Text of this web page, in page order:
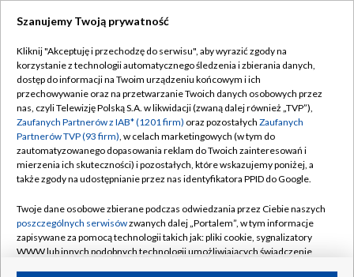
TVP
Abonament TVP
Emisja w TVP
Centrum informacji TVP
Naziemna Telewizja Cyfrowa
Rada Programowa
System NOS
Informacje o nadawcy
Regulamin TVP
Polityka prywatności
Moje zgody
Pomoc
Kontakt
Szanujemy Twoją prywatność
Kliknij "Akceptuję i przechodzę do serwisu", aby wyrazić zgody na
korzystanie z technologii automatycznego śledzenia i zbierania danych,
dostęp do informacji na Twoim urządzeniu końcowym i ich
przechowywanie oraz na przetwarzanie Twoich danych osobowych przez
nas, czyli Telewizję Polską S.A. w likwidacji (zwaną dalej również „TVP”),
Zaufanych Partnerów z IAB* (1201 firm) oraz pozostałych Zaufanych
Partnerów TVP (93 firm), w celach marketingowych (w tym do
zautomatyzowanego dopasowania reklam do Twoich zainteresowań i
mierzenia ich skuteczności) i pozostałych, które wskazujemy poniżej, a
także zgody na udostępnianie przez nas identyfikatora PPID do Google.
Twoje dane osobowe zbierane podczas odwiedzania przez Ciebie naszych
poszczególnych serwisówzwanych dalej „Portalem”, w tym informacje
zapisywane za pomocą technologii takich jak: pliki cookie, sygnalizatory
WWW lub innych podobnych technologii umożliwiających świadczenie